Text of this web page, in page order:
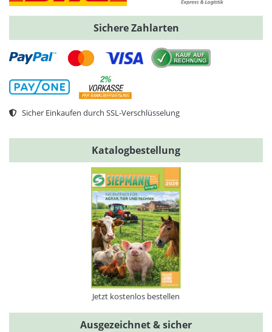
Sichere Zahlarten
Sicher Einkaufen durch SSL-Verschlüsselung
Katalogbestellung
Jetzt kostenlos bestellen
Ausgezeichnet & sicher